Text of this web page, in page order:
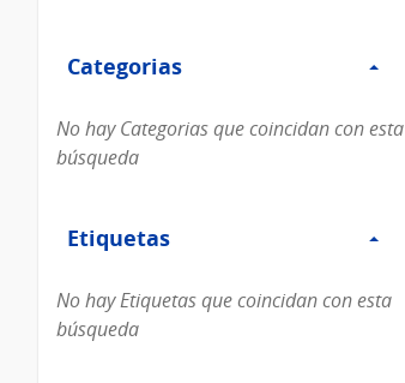
Categorias
Categorias
No hay Categorias que coincidan con esta
búsqueda
Etiquetas
Etiquetas
No hay Etiquetas que coincidan con esta
búsqueda